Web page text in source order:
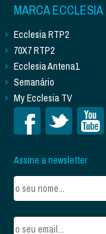
MARCA ECCLESIA
Ecclesia RTP2
70X7 RTP2
Ecclesia Antena1
Semanário
My Ecclesia TV
Assine a newsletter